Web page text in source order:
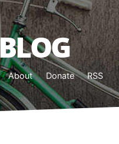
About Donate RSS